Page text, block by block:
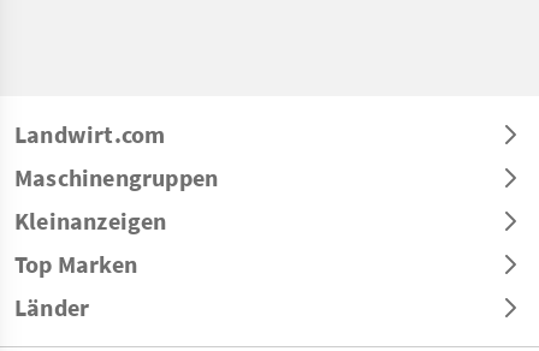
Landwirt.com
Maschinengruppen
Kleinanzeigen
Top Marken
Länder